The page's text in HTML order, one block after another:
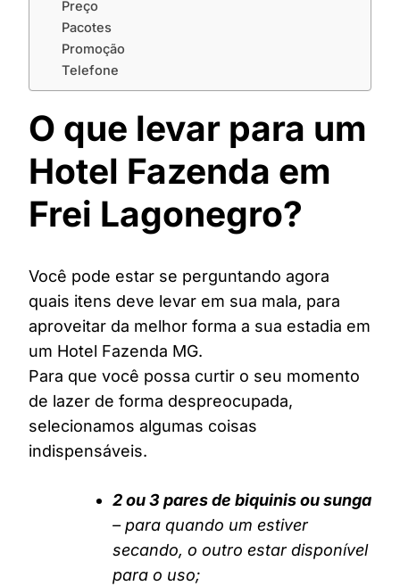
Preço
Pacotes
Promoção
Telefone
O que levar para um
Hotel Fazenda em
Frei Lagonegro?
Você pode estar se perguntando agora
quais itens deve levar em sua mala, para
aproveitar da melhor forma a sua estadia em
um Hotel Fazenda MG.
Para que você possa curtir o seu momento
de lazer de forma despreocupada,
selecionamos algumas coisas
indispensáveis.
2 ou 3 pares de biquinis ou sunga
– para quando um estiver
secando, o outro estar disponível
para o uso;